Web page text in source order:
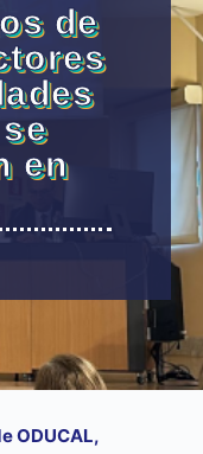
de
en
ODUCAL,